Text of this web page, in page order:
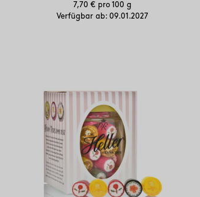
7,70 € pro 100 g
Verfügbar ab: 09.01.2027